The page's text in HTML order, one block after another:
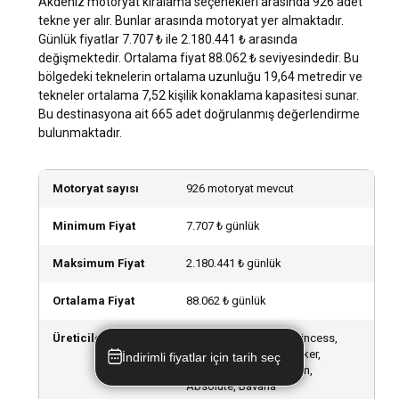
düzeyiniz burada belirleyici olmalıdır.
Akdeniz lokasyonunda mürettebatlı mı yoksa
mürettebatsız mı motoryat kiralamalıyım?
Mürettebatlı motoryat kiralama, Akdeniz'de lüks ve rahat bir
deneyim sunar. Profesyonel mürettebat tarafından sunulan
hangi lisansa ihtiyacım var?
Akdeniz'de kaptansız motoryat kiralamak için genellikle bir
şirketleri genellikle bu konuda yardımcı olacaktır.
Akdeniz lokasyonunda motoryat kiralamak için
yanınıza neler almalısınız?
Akdeniz'de motoryat kiralamak için yanınıza almanız
tekne yer alır. Bunlar arasında motoryat yer almaktadır.
Günlük fiyatlar 7.707 ₺ ile 2.180.441 ₺ arasında
değişmektedir. Ortalama fiyat 88.062 ₺ seviyesindedir. Bu
bölgedeki teknelerin ortalama uzunluğu 19,64 metredir ve
tekneler ortalama 7,52 kişilik konaklama kapasitesi sunar.
Bu destinasyona ait 665 adet doğrulanmış değerlendirme
bulunmaktadır.
Motoryat sayısı 926 motoryat mevcut
Minimum Fiyat 7.707 ₺ günlük
Maksimum Fiyat 2.180.441 ₺ günlük
Ortalama Fiyat 88.062 ₺ günlük
Üreticiler
Özel Yapım, Azimut, Princess,
Ferretti Yachts, Sunseeker,
Fairline, Prestige, Falcon,
Absolute, Bavaria
İndirimli fiyatlar için tarih seç